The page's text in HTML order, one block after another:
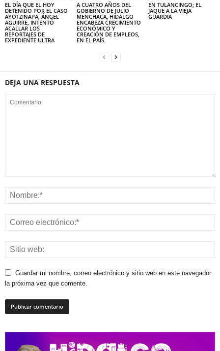
EL DÍA QUE EL HOY
DETENIDO POR EL CASO
AYOTZINAPA, ÁNGEL
AGUIRRE, INTENTÓ
ACALLAR LOS
REPORTAJES DE
EXPEDIENTE ULTRA
A CUATRO AÑOS DEL
GOBIERNO DE JULIO
MENCHACA, HIDALGO
ENCABEZA CRECIMIENTO
ECONÓMICO Y
CREACIÓN DE EMPLEOS,
EN EL PAÍS
EN TULANCINGO; EL
JAQUE A LA VIEJA
GUARDIA
DEJA UNA RESPUESTA
Guardar mi nombre, correo electrónico y sitio web en este navegador
la próxima vez que comente.